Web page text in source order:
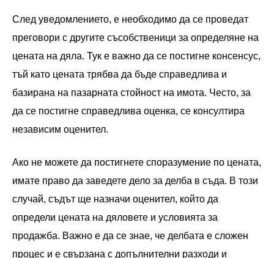
След уведомлението, е необходимо да се проведат
преговори с другите съсобственици за определяне на
цената на дяла. Тук е важно да се постигне консенсус,
тъй като цената трябва да бъде справедлива и
базирана на пазарната стойност на имота. Често, за
да се постигне справедлива оценка, се консултира
независим оценител.
Ако не можете да постигнете споразумение по цената,
имате право да заведете дело за делба в съда. В този
случай, съдът ще назначи оценител, който да
определи цената на дяловете и условията за
продажба. Важно е да се знае, че делбата е сложен
процес и е свързана с допълнителни разходи и